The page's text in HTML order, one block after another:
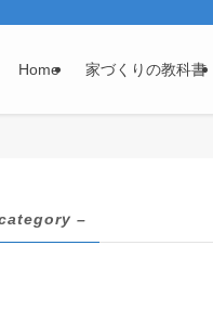
Home 家づくりの教科書
–